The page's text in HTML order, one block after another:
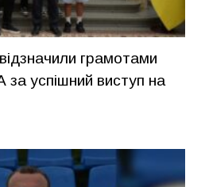
грамотами
за успішний виступ на